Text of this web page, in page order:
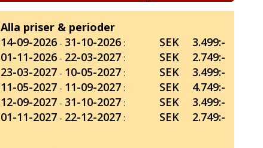
Alla priser & perioder
14-09-2026‐ 31-10-2026: SEK
3.499:-
01-11-2026‐ 22-03-2027: SEK
2.749:-
23-03-2027‐ 10-05-2027: SEK
3.499:-
11-05-2027‐ 11-09-2027: SEK
4.749:-
12-09-2027‐ 31-10-2027: SEK
3.499:-
01-11-2027‐ 22-12-2027: SEK 2.749:-